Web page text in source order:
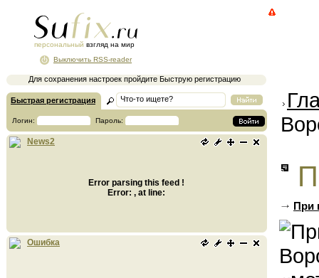
персональный взгляд на мир
Для сохранения настроек пройдите Быструю регистрацию
Выключить RSS-reader
Быстрая регистрация
Логин: Пароль:
News2
Error parsing this feed !
Error: , at line:
Ошибка
При